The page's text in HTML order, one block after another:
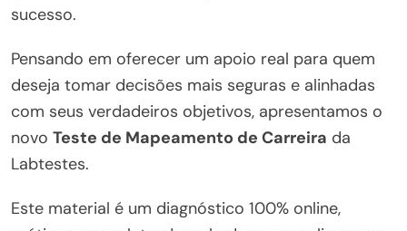
sucesso.
Pensando em oferecer um apoio real para quem
deseja tomar decisões mais seguras e alinhadas
com seus verdadeiros objetivos, apresentamos o
novo Teste de Mapeamento de Carreira da
Labtestes.
Este material é um diagnóstico 100% online,